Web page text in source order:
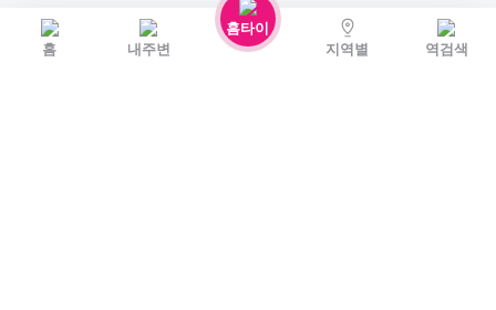
홈 내주변
홈타이
지역별
역검색